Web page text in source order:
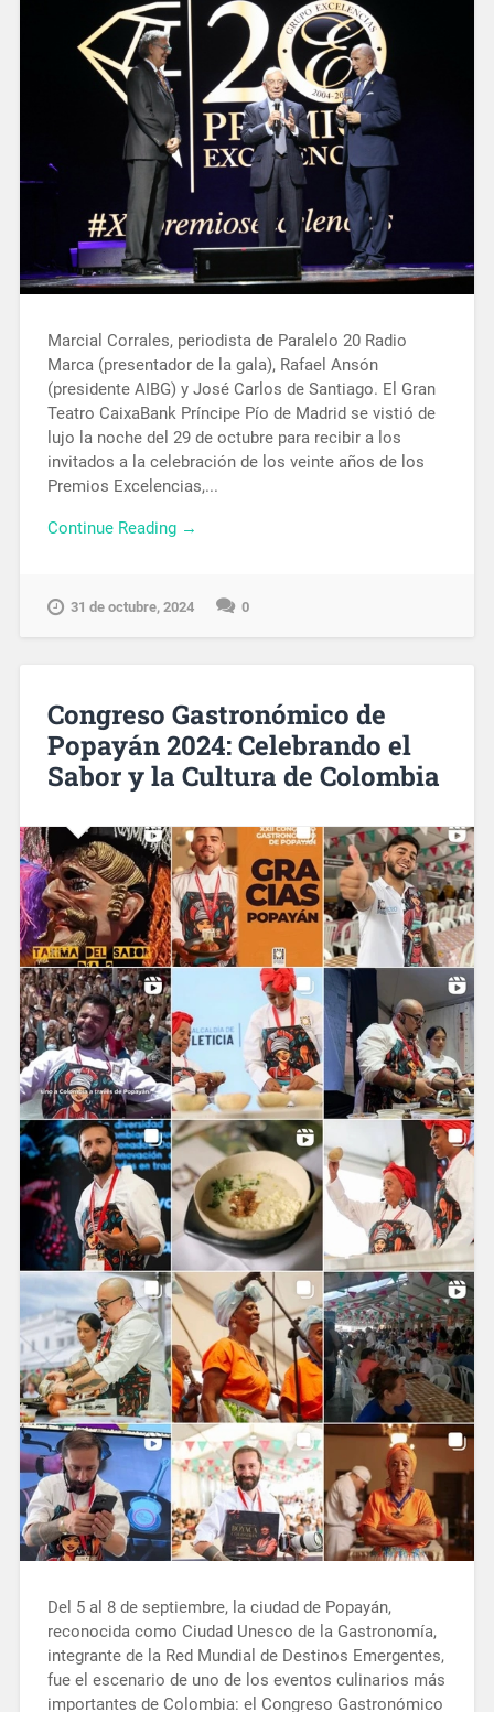
Marcial Corrales, periodista de Paralelo 20 Radio
Marca (presentador de la gala), Rafael Ansón
(presidente AIBG) y José Carlos de Santiago. El Gran
Teatro CaixaBank Príncipe Pío de Madrid se vistió de
lujo la noche del 29 de octubre para recibir a los
invitados a la celebración de los veinte años de los
Premios Excelencias,...
Continue Reading →
31 de octubre, 2024 0
Congreso Gastronómico de
Popayán 2024: Celebrando el
Sabor y la Cultura de Colombia
Del 5 al 8 de septiembre, la ciudad de Popayán,
reconocida como Ciudad Unesco de la Gastronomía,
integrante de la Red Mundial de Destinos Emergentes,
fue el escenario de uno de los eventos culinarios más
importantes de Colombia: el Congreso Gastronómico